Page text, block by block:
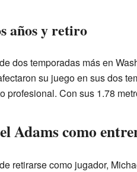
años y retiro
dos temporadas más en
su juego en sus dos
profesional. Con sus 1.78
Adams como
retirarse como jugador,